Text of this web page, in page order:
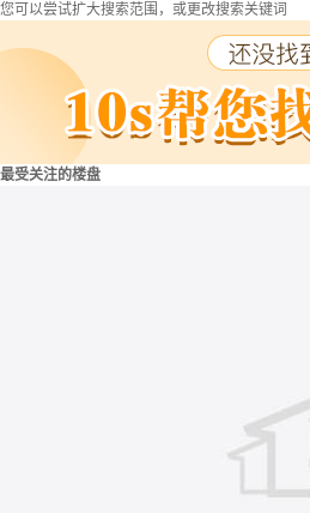
您可以尝试扩大搜索范围，或更改搜索关键词
最受关注的楼盘